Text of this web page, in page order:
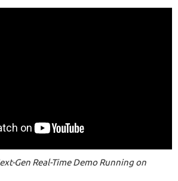
Gen Real-Time Demo Running on